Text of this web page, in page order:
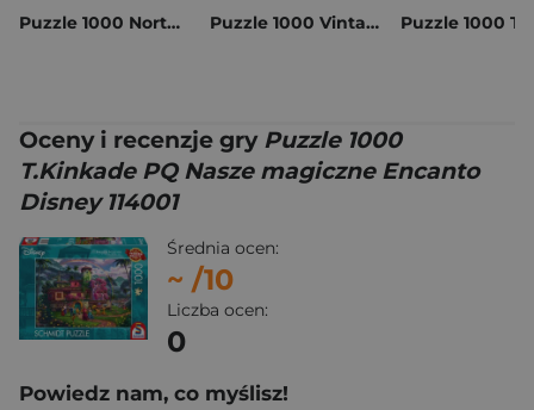
Puzzle 1000 Northern Lights in Tromso 56647 Puzzle 1000 Vintage Posters Venice 59209
Oceny i recenzje gry Puzzle 1000
T.Kinkade PQ Nasze magiczne Encanto
Disney 114001
Średnia ocen:
~ /10
Liczba ocen:
0
Powiedz nam, co myślisz!